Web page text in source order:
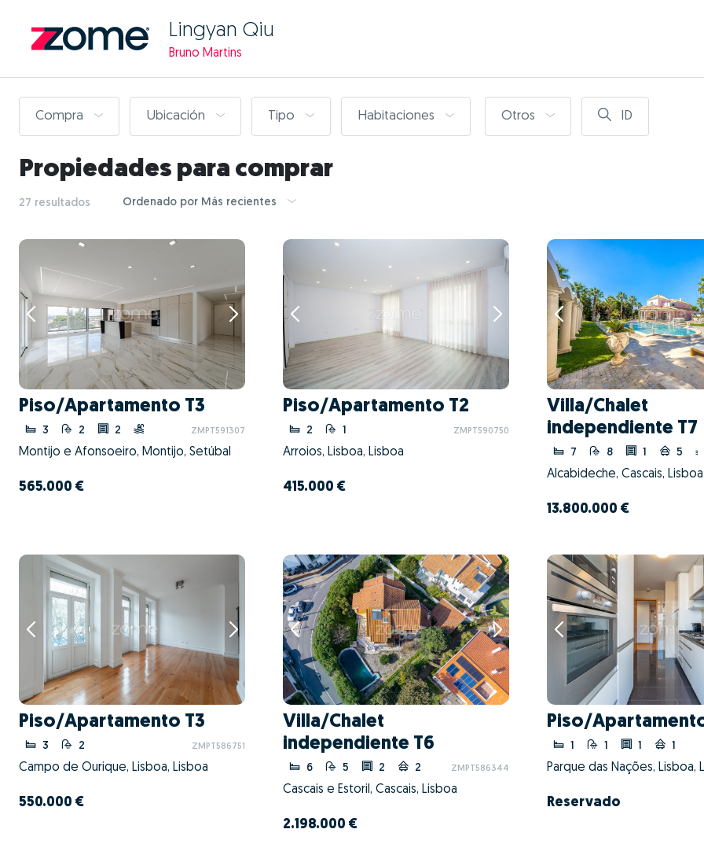
Lingyan Qiu
Bruno Martins
Compra Ubicación Tipo Habitaciones Otros ID
Propiedades para comprar
27 resultados Ordenado por Más recientes
Piso/Apartamento T3
3 2 2 ZMPT591307
Montijo e Afonsoeiro, Montijo, Setúbal
565.000 €
Piso/Apartamento T2
2 1 ZMPT590750
Arroios, Lisboa, Lisboa
415.000 €
Villa/Chalet
independiente T7
7 8 1 5
Alcabideche, Cascais, Lisboa
13.800.000 €
Piso/Apartamento T3
3 2 ZMPT586751
Campo de Ourique, Lisboa, Lisboa
550.000 €
Villa/Chalet
independiente T6
6 5 2 2 ZMPT586344
Cascais e Estoril, Cascais, Lisboa
2.198.000 €
Piso/
1 1 1 1
Parque das Nações, Lisboa,
Reservado